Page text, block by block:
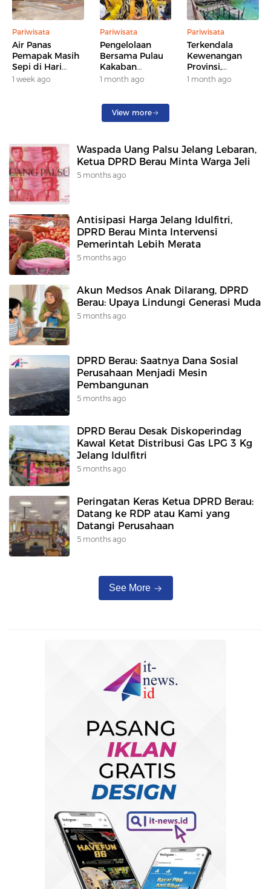
Pariwisata
Air Panas
Pemapak Masih
Sepi di Hari
Biasa,
Tingkatkan
Kunjungan
1 week ago
Pariwisata
Pengelolaan
Bersama Pulau
Kakaban
Diwacanakan,
Hasil Masih
Dibahas
1 month ago
Pariwisata
Terkendala
Kewenangan
Provinsi,
Pemkab Berau
1 month ago
View more
Waspada Uang Palsu Jelang Lebaran,
Ketua DPRD Berau Minta Warga Jeli
5 months ago
Antisipasi Harga Jelang Idulfitri,
DPRD Berau Minta Intervensi
Pemerintah Lebih Merata
5 months ago
Akun Medsos Anak Dilarang, DPRD
Berau: Upaya Lindungi Generasi Muda
5 months ago
DPRD Berau: Saatnya Dana Sosial
Perusahaan Menjadi Mesin
Pembangunan
5 months ago
DPRD Berau Desak Diskoperindag
Kawal Ketat Distribusi Gas LPG 3 Kg
Jelang Idulfitri
5 months ago
Peringatan Keras Ketua DPRD Berau:
Datang ke RDP atau Kami yang
Datangi Perusahaan
5 months ago
See More